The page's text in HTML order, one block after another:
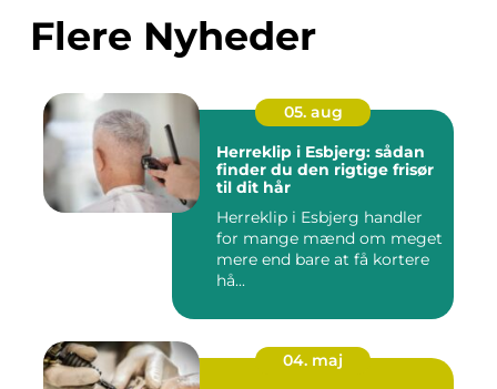
Flere Nyheder
05. aug
Herreklip i Esbjerg: sådan
finder du den rigtige frisør
til dit hår
Herreklip i Esbjerg handler
for mange mænd om meget
mere end bare at få kortere
hå...
04. maj